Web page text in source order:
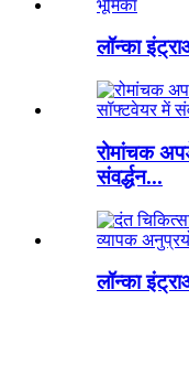
लॉन्का
रोमांचक
संवर्द्धन...
लॉन्का